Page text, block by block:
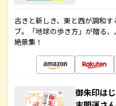
古きと新しき、東と西が調和
ブ。「地球の歩き方」が贈る
絶景集！
御朱印は